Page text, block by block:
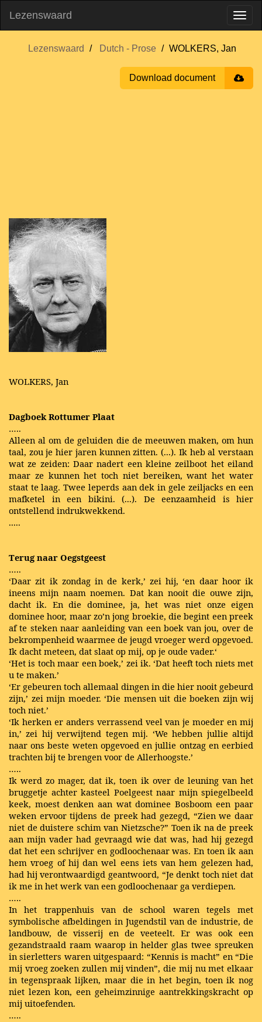
Lezenswaard
Lezenswaard Dutch - Prose WOLKERS, Jan
Download document
WOLKERS, Jan
Dagboek Rottumer Plaat
…..
Alleen al om de geluiden die de meeuwen maken, om hun
taal, zou je hier jaren kunnen zitten. (...). Ik heb al verstaan
wat ze zeiden: Daar nadert een kleine zeilboot het eiland
maar ze kunnen het toch niet bereiken, want het water
staat te laag. Twee leperds aan dek in gele zeiljacks en een
mafketel in een bikini. (...). De eenzaamheid is hier
ontstellend indrukwekkend.
.....
Terug naar Oegstgeest
…..
‘Daar zit ik zondag in de kerk,’ zei hij, ‘en daar hoor ik
ineens mijn naam noemen. Dat kan nooit die ouwe zijn,
dacht ik. En die dominee, ja, het was niet onze eigen
dominee hoor, maar zo’n jong broekie, die begint een preek
af te steken naar aanleiding van een boek van jou, over de
bekrompenheid waarmee de jeugd vroeger werd opgevoed.
Ik dacht meteen, dat slaat op mij, op je oude vader.‘
‘Het is toch maar een boek,’ zei ik. ‘Dat heeft toch niets met
u te maken.’
‘Er gebeuren toch allemaal dingen in die hier nooit gebeurd
zijn,’ zei mijn moeder. ‘Die mensen uit die boeken zijn wij
toch niet.’
‘Ik herken er anders verrassend veel van je moeder en mij
in,’ zei hij verwijtend tegen mij. ‘We hebben jullie altijd
naar ons beste weten opgevoed en jullie ontzag en eerbied
trachten bij te brengen voor de Allerhoogste.’
…..
Ik werd zo mager, dat ik, toen ik over de leuning van het
bruggetje achter kasteel Poelgeest naar mijn spiegelbeeld
keek, moest denken aan wat dominee Bosboom een paar
weken ervoor tijdens de preek had gezegd, “Zien we daar
niet de duistere schim van Nietzsche?” Toen ik na de preek
aan mijn vader had gevraagd wie dat was, had hij gezegd
dat het een schrijver en godloochenaar was. En toen ik aan
hem vroeg of hij dan wel eens iets van hem gelezen had,
had hij verontwaardigd geantwoord, “Je denkt toch niet dat
ik me in het werk van een godloochenaar ga verdiepen.
…..
In het trappenhuis van de school waren tegels met
symbolische afbeldingen in Jugendstil van de industrie, de
landbouw, de visserij en de veeteelt. Er was ook een
gezandstraald raam waarop in helder glas twee spreuken
in sierletters waren uitgespaard: “Kennis is macht” en “Die
mij vroeg zoeken zullen mij vinden”, die mij nu met elkaar
in tegenspraak lijken, maar die in het begin, toen ik nog
niet lezen kon, een geheimzinnige aantrekkingskracht op
mij uitoefenden.
…..